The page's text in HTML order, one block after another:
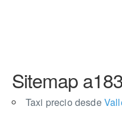
Sitemap
Taxi precio desde